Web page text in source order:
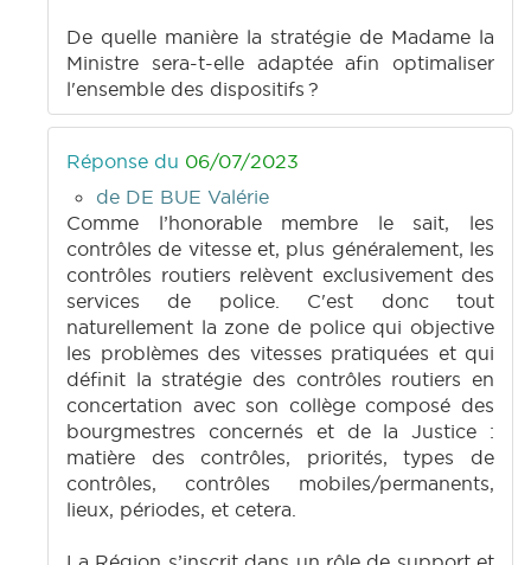
De quelle manière la stratégie de Madame la
Ministre sera-t-elle adaptée afin optimaliser
l'ensemble des dispositifs ?
Réponse du 06/07/2023
de DE BUE Valérie
Comme l’honorable membre le sait, les
contrôles de vitesse et, plus généralement, les
contrôles routiers relèvent exclusivement des
services de police. C'est donc tout
naturellement la zone de police qui objective
les problèmes des vitesses pratiquées et qui
définit la stratégie des contrôles routiers en
concertation avec son collège composé des
bourgmestres concernés et de la Justice :
matière des contrôles, priorités, types de
contrôles, contrôles mobiles/permanents,
lieux, périodes, et cetera.